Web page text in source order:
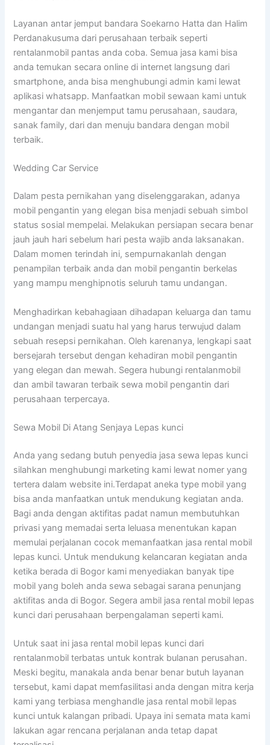
Layanan antar jemput bandara Soekarno Hatta dan Halim
Perdanakusuma dari perusahaan terbaik seperti
rentalanmobil pantas anda coba. Semua jasa kami bisa
anda temukan secara online di internet langsung dari
smartphone, anda bisa menghubungi admin kami lewat
aplikasi whatsapp. Manfaatkan mobil sewaan kami untuk
mengantar dan menjemput tamu perusahaan, saudara,
sanak family, dari dan menuju bandara dengan mobil
terbaik.
Wedding Car Service
Dalam pesta pernikahan yang diselenggarakan, adanya
mobil pengantin yang elegan bisa menjadi sebuah simbol
status sosial mempelai. Melakukan persiapan secara benar
jauh jauh hari sebelum hari pesta wajib anda laksanakan.
Dalam momen terindah ini, sempurnakanlah dengan
penampilan terbaik anda dan mobil pengantin berkelas
yang mampu menghipnotis seluruh tamu undangan.
Menghadirkan kebahagiaan dihadapan keluarga dan tamu
undangan menjadi suatu hal yang harus terwujud dalam
sebuah resepsi pernikahan. Oleh karenanya, lengkapi saat
bersejarah tersebut dengan kehadiran mobil pengantin
yang elegan dan mewah. Segera hubungi rentalanmobil
dan ambil tawaran terbaik sewa mobil pengantin dari
perusahaan terpercaya.
Sewa Mobil Di Atang Senjaya Lepas kunci
Anda yang sedang butuh penyedia jasa sewa lepas kunci
silahkan menghubungi marketing kami lewat nomer yang
tertera dalam website ini.Terdapat aneka type mobil yang
bisa anda manfaatkan untuk mendukung kegiatan anda.
Bagi anda dengan aktifitas padat namun membutuhkan
privasi yang memadai serta leluasa menentukan kapan
memulai perjalanan cocok memanfaatkan jasa rental mobil
lepas kunci. Untuk mendukung kelancaran kegiatan anda
ketika berada di Bogor kami menyediakan banyak tipe
mobil yang boleh anda sewa sebagai sarana penunjang
aktifitas anda di Bogor. Segera ambil jasa rental mobil lepas
kunci dari perusahaan berpengalaman seperti kami.
Untuk saat ini jasa rental mobil lepas kunci dari
rentalanmobil terbatas untuk kontrak bulanan perusahan.
Meski begitu, manakala anda benar benar butuh layanan
tersebut, kami dapat memfasilitasi anda dengan mitra kerja
kami yang terbiasa menghandle jasa rental mobil lepas
kunci untuk kalangan pribadi. Upaya ini semata mata kami
lakukan agar rencana perjalanan anda tetap dapat